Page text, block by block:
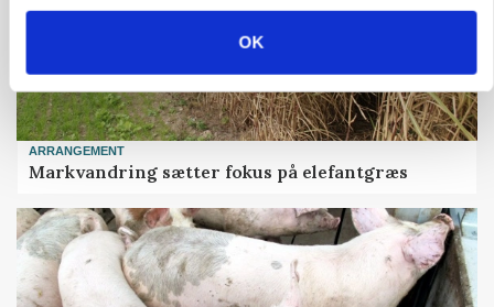
OK
ARRANGEMENT
Markvandring sætter fokus på elefantgræs